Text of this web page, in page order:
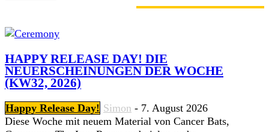
HAPPY RELEASE DAY! DIE
NEUERSCHEINUNGEN DER WOCHE
(KW32, 2026)
Happy Release Day! Simon - 7. August 2026
Diese Woche mit neuem Material von Cancer Bats,